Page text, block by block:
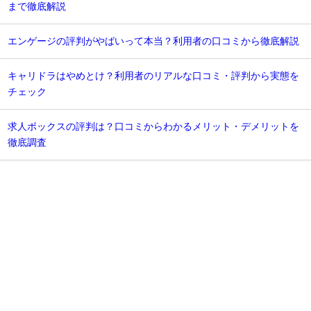
まで徹底解説
エンゲージの評判がやばいって本当？利用者の口コミから徹底解説
キャリドラはやめとけ？利用者のリアルな口コミ・評判から実態を
チェック
求人ボックスの評判は？口コミからわかるメリット・デメリットを
徹底調査